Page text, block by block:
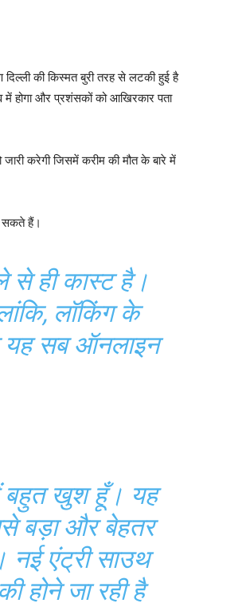
की किस्मत बुरी तरह से लटकी हुई है
में होगा और प्रशंसकों को आखिरकार पता
करेगी जिसमें करीम की मौत के बारे में
सकते हैं।
से ही कास्ट है।
लॉकिंग के
यह सब ऑनलाइन
मैं बहुत खुश हूँ। यह
बड़ा और बेहतर
एंट्री साउथ
होने जा रही है